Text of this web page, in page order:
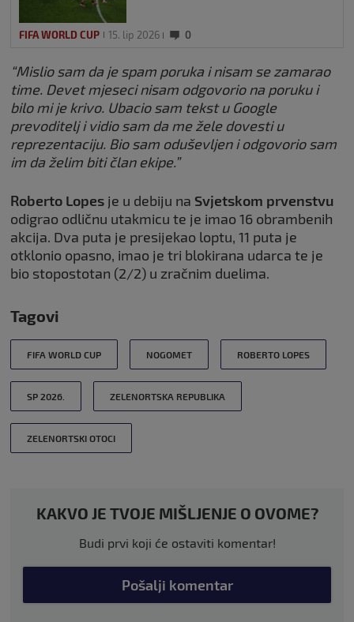
FIFA WORLD CUP 15. lip 2026 0
“Mislio sam da je spam poruka i nisam se zamarao
time. Devet mjeseci nisam odgovorio na poruku i
bilo mi je krivo. Ubacio sam tekst u Google
prevoditelj i vidio sam da me žele dovesti u
reprezentaciju. Bio sam oduševljen i odgovorio sam
im da želim biti član ekipe.”
Roberto Lopes je u debiju na Svjetskom prvenstvu
odigrao odličnu utakmicu te je imao 16 obrambenih
akcija. Dva puta je presijekao loptu, 11 puta je
otklonio opasno, imao je tri blokirana udarca te je
bio stopostotan (2/2) u zračnim duelima.
Tagovi
FIFA WORLD CUP NOGOMET ROBERTO LOPES
SP 2026. ZELENORTSKA REPUBLIKA
ZELENORTSKI OTOCI
KAKVO JE TVOJE MIŠLJENJE O OVOME?
Budi prvi koji će ostaviti komentar!
Pošalji komentar